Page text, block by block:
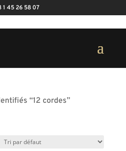
1 45 26 58 07
“12 cordes”